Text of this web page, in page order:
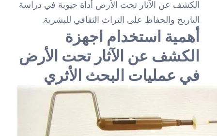
الكشف عن الآثار تحت الأرض أداة حيوية في دراسة
التاريخ والحفاظ على التراث الثقافي للبشرية.
أهمية استخدام اجهزة
الكشف عن الآثار تحت الأرض
في عمليات البحث الأثري